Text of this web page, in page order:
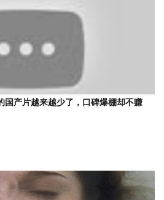
国产片越来越少了，口碑爆棚却不赚